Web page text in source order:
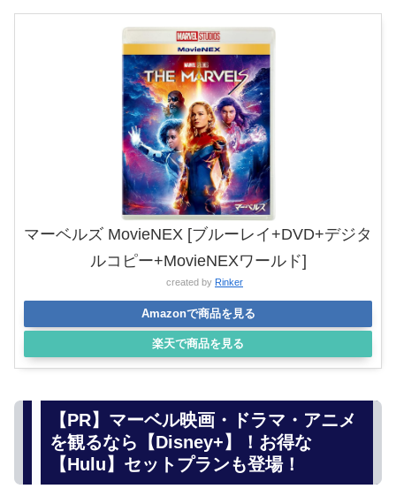
マーベルズ MovieNEX [ブルーレイ+DVD+デジタ
ルコピー+MovieNEXワールド]
created by Rinker
Amazonで商品を見る
楽天で商品を見る
【PR】マーベル映画・ドラマ・アニメ
を観るなら【Disney+】！お得な
【Hulu】セットプランも登場！